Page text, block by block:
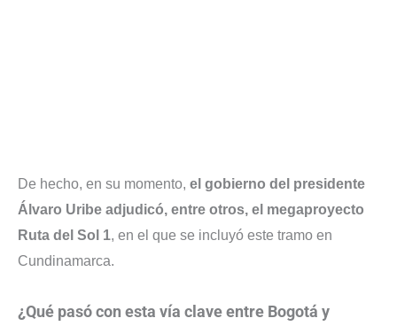
De hecho, en su momento, el gobierno del presidente
Álvaro Uribe adjudicó, entre otros, el megaproyecto
Ruta del Sol 1, en el que se incluyó este tramo en
Cundinamarca.
¿Qué pasó con esta vía clave entre Bogotá y